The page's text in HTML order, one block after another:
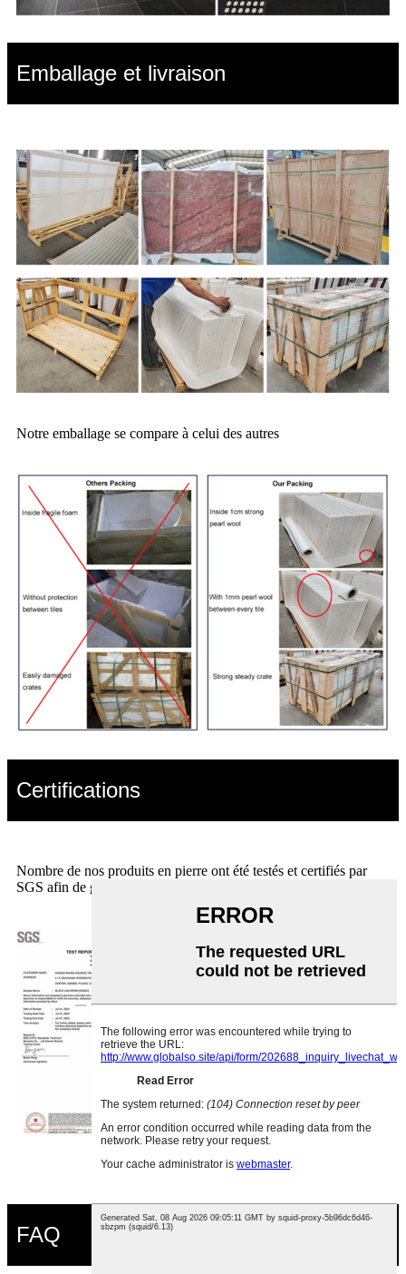
Emballage et livraison
Notre emballage se compare à celui des autres
Certifications
Nombre de nos produits en pierre ont été testés et certifiés par
SGS afin de garantir des produits de qualité et un service optimal.
FAQ